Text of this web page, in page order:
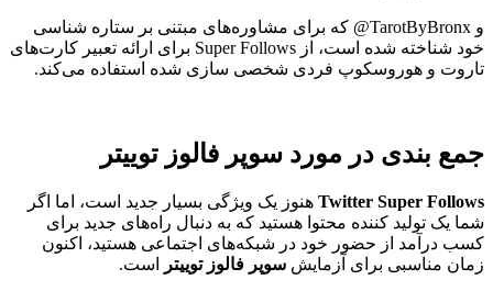
و TarotByBronx@ که برای مشاوره‌های مبتنی بر ستاره شناسی
خود شناخته شده است، از Super Follows برای ارائه تعبیر کارت‌های
تاروت و هوروسکوپ فردی شخصی سازی شده استفاده می‌کند.
جمع بندی در مورد سوپر فالوز توییتر
Twitter Super Follows هنوز یک ویژگی بسیار جدید است، اما اگر
شما یک تولید کننده محتوا هستید که به دنبال راه‌های جدید برای
کسب درآمد از حضور خود در شبکه‌های اجتماعی هستید، اکنون
زمان مناسبی برای آزمایش سوپر فالوز توییتر است.